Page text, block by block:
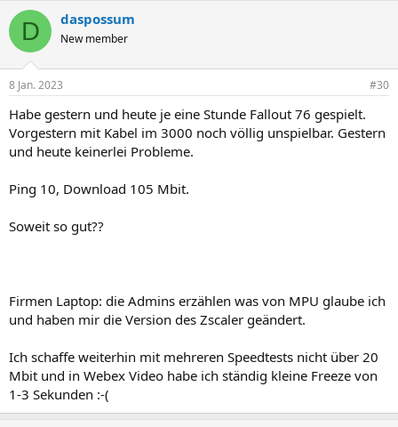
k
i
e
:
D daspossum
New member
8 Jan. 2023 #30
Habe gestern und heute je eine Stunde Fallout 76 gespielt.
Vorgestern mit Kabel im 3000 noch völlig unspielbar. Gestern
und heute keinerlei Probleme.
Ping 10, Download 105 Mbit.
Soweit so gut??
Firmen Laptop: die Admins erzählen was von MPU glaube ich
und haben mir die Version des Zscaler geändert.
Ich schaffe weiterhin mit mehreren Speedtests nicht über 20
Mbit und in Webex Video habe ich ständig kleine Freeze von
1-3 Sekunden :-(